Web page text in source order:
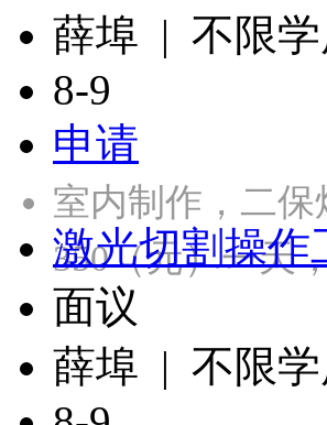
薛埠 | 不限
8-9
申请
室内制作，二保
350（元）一天
激光切割操作
面议
薛埠 | 不限